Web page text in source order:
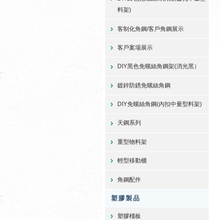
料架)
客制化角鋼/客戶角鋼展示
客戶案場展示
DIY黑色免螺絲角鋼架(消光黑）
鍍鋅防銹免螺絲角鋼
DIY免螺絲角鋼(內扣中量型料架)
天鋼系列
重型物料架
輕型移動櫃
角鋼配件
塑膠製品
塑膠棧板